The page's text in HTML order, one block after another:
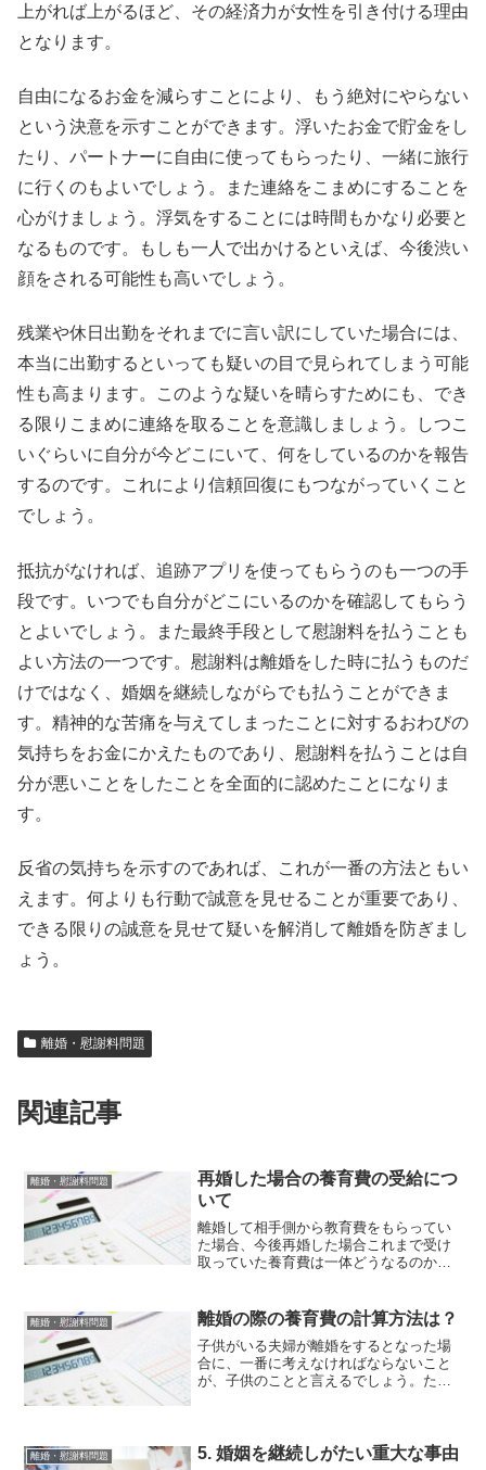
上がれば上がるほど、その経済力が女性を引き付ける理由
となります。
自由になるお金を減らすことにより、もう絶対にやらない
という決意を示すことができます。浮いたお金で貯金をし
たり、パートナーに自由に使ってもらったり、一緒に旅行
に行くのもよいでしょう。また連絡をこまめにすることを
心がけましょう。浮気をすることには時間もかなり必要と
なるものです。もしも一人で出かけるといえば、今後渋い
顔をされる可能性も高いでしょう。
残業や休日出勤をそれまでに言い訳にしていた場合には、
本当に出勤するといっても疑いの目で見られてしまう可能
性も高まります。このような疑いを晴らすためにも、でき
る限りこまめに連絡を取ることを意識しましょう。しつこ
いぐらいに自分が今どこにいて、何をしているのかを報告
するのです。これにより信頼回復にもつながっていくこと
でしょう。
抵抗がなければ、追跡アプリを使ってもらうのも一つの手
段です。いつでも自分がどこにいるのかを確認してもらう
とよいでしょう。また最終手段として慰謝料を払うことも
よい方法の一つです。慰謝料は離婚をした時に払うものだ
けではなく、婚姻を継続しながらでも払うことができま
す。精神的な苦痛を与えてしまったことに対するおわびの
気持ちをお金にかえたものであり、慰謝料を払うことは自
分が悪いことをしたことを全面的に認めたことになりま
す。
反省の気持ちを示すのであれば、これが一番の方法ともい
えます。何よりも行動で誠意を見せることが重要であり、
できる限りの誠意を見せて疑いを解消して離婚を防ぎまし
ょう。
離婚・慰謝料問題
関連記事
離婚・慰謝料問題
再婚した場合の養育費の受給につ
いて
離婚して相手側から教育費をもらってい
た場合、今後再婚した場合これまで受け
取っていた養育費は一体どうなるのか、
と、再婚した場合の養育費を受け取るこ
と可能です。一般的に離婚...
離婚・慰謝料問題 離婚の際の養育費の計算方法は？
子供がいる夫婦が離婚をするとなった場
合に、一番に考えなければならないこと
が、子供のことと言えるでしょう。たと
供と一緒に生活を続けられ...
離婚・慰謝料問題 5. 婚姻を継続しがたい重大な事由